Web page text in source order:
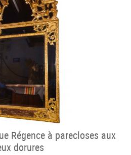
Régence à parecloses aux
dorures